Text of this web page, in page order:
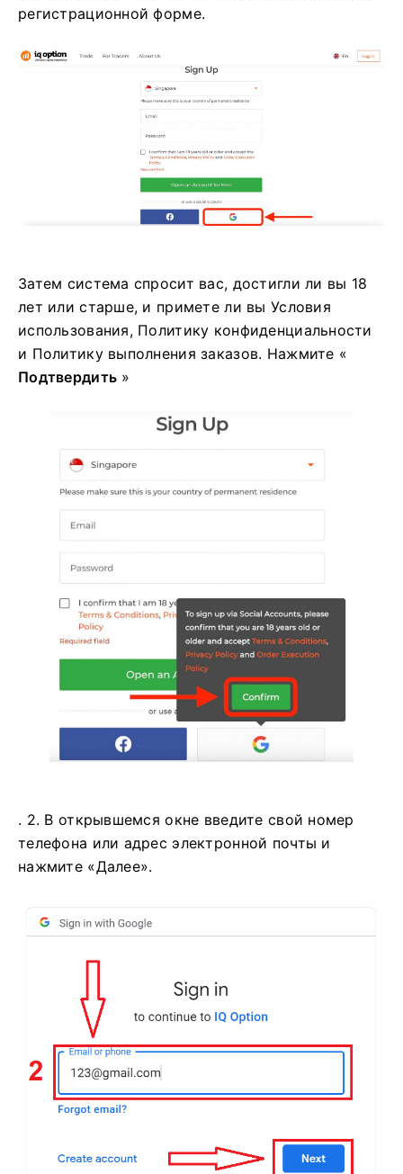
регистрационной форме.
Затем система спросит вас, достигли ли вы 18
лет или старше, и примете ли вы Условия
использования, Политику конфиденциальности
и Политику выполнения заказов. Нажмите «
Подтвердить »
. 2. В открывшемся окне введите свой номер
телефона или адрес электронной почты и
нажмите «Далее».